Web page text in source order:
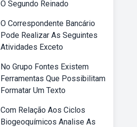
O Segundo Reinado
O Correspondente Bancário
Pode Realizar As Seguintes
Atividades Exceto
No Grupo Fontes Existem
Ferramentas Que Possibilitam
Formatar Um Texto
Com Relação Aos Ciclos
Biogeoquímicos Analise As